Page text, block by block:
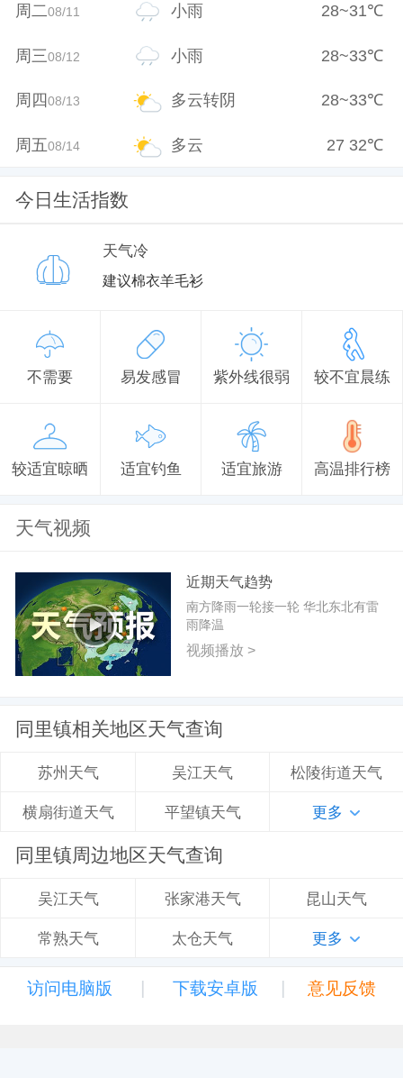
周二08/11 小雨 28~31℃
周三08/12 小雨 28~33℃
周四08/13 多云转阴 28~33℃
周五08/14 多云 27 32℃
今日生活指数
天气冷
建议棉衣羊毛衫
不需要 易发感冒 紫外线很弱 较不宜晨练
较适宜晾晒 适宜钓鱼 适宜旅游 高温排行榜
天气视频
近期天气趋势
南方降雨一轮接一轮 华北东北有雷
雨降温
视频播放 >
同里镇相关地区天气查询
苏州天气 吴江天气 松陵街道天气
横扇街道天气 平望镇天气 更多
同里镇周边地区天气查询
吴江天气 张家港天气 昆山天气
常熟天气 太仓天气 更多
访问电脑版 | 下载安卓版 | 意见反馈